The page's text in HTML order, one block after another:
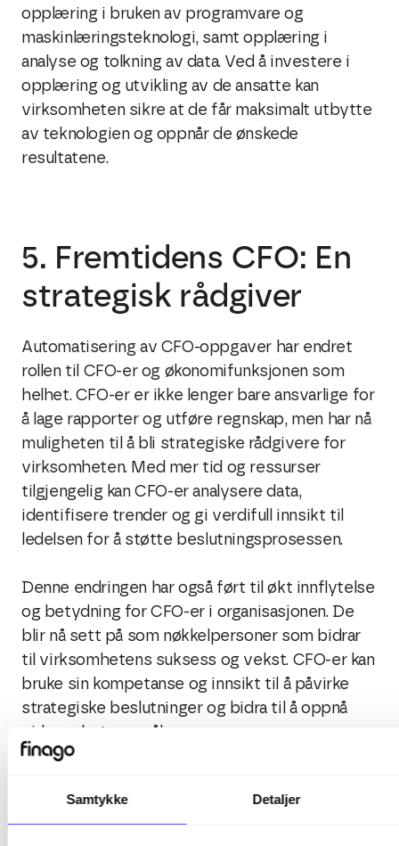
Samtykke Detaljer
opplæring i bruken av programvare og
maskinlæringsteknologi, samt opplæring i
analyse og tolkning av data. Ved å investere i
opplæring og utvikling av de ansatte kan
virksomheten sikre at de får maksimalt utbytte
av teknologien og oppnår de ønskede
resultatene.
5. Fremtidens CFO: En
strategisk rådgiver
Automatisering av CFO-oppgaver har endret
rollen til CFO-er og økonomifunksjonen som
helhet. CFO-er er ikke lenger bare ansvarlige for
å lage rapporter og utføre regnskap, men har nå
muligheten til å bli strategiske rådgivere for
virksomheten. Med mer tid og ressurser
tilgjengelig kan CFO-er analysere data,
identifisere trender og gi verdifull innsikt til
ledelsen for å støtte beslutningsprosessen.
Denne endringen har også ført til økt innflytelse
og betydning for CFO-er i organisasjonen. De
blir nå sett på som nøkkelpersoner som bidrar
til virksomhetens suksess og vekst. CFO-er kan
bruke sin kompetanse og innsikt til å påvirke
strategiske beslutninger og bidra til å oppnå
virksomhetens mål.
viktig rolle i økonomifunksjonen, og CFO-er vil
fortsette å transformere sin rolle som